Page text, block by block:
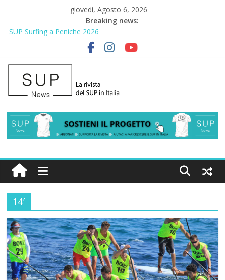
giovedì, Agosto 6, 2026
Breaking news:
SUP Surfing a Peniche 2026
AirSUP a Gallico: prima storica gara per Reggio Calabria
Gallico Paddle Fest 2026: sul lungomare di Gallico torna la festa
del SUP
Porto Selvaggio, a lezione di soccorso con la giornata della
prevenzione
2° Urban Sup Trophy: la regata solidale per lo IOR
14′